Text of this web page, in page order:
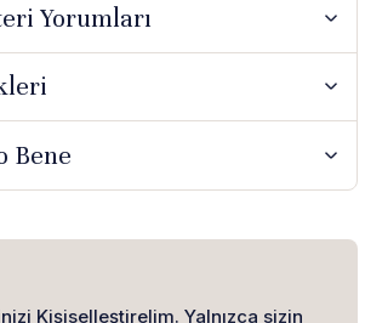
Yorumları
Bene
Kişiselleştirelim. Yalnızca sizin